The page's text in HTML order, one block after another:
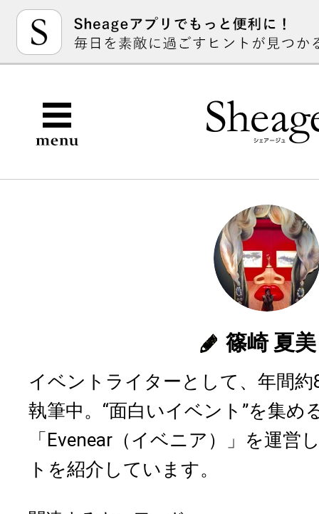
篠崎 夏美
イベントライターとして、年間
執筆中。“面白いイベント”を集め
「Evenear（イベニア）」を運営
トを紹介しています。